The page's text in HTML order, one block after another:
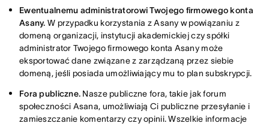
Ewentualnemu administratorowi Twojego firmowego konta
Asany. W przypadku korzystania z Asany w powiązaniu z
domeną organizacji, instytucji akademickiej czy spółki
administrator Twojego firmowego konta Asany może
eksportować dane związane z zarządzaną przez siebie
domeną, jeśli posiada umożliwiający mu to plan subskrypcji.
Fora publiczne. Nasze publiczne fora, takie jak forum
społeczności Asana, umożliwiają Ci publiczne przesyłanie i
zamieszczanie komentarzy czy opinii. Wszelkie informacje